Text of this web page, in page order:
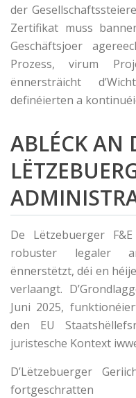
der
Zertifikat muss
Geschäftsjoer
Prozess, virum
ënnersträicht
definéierten a
ABLÉCK AN
De Lëtzebuerger
robuster legaler
ënnerstëtzt, déi en
verlaangt.
Juni 2025,
den EU
juristesche Kontext
D’Lëtzebuerger
fortgeschratten